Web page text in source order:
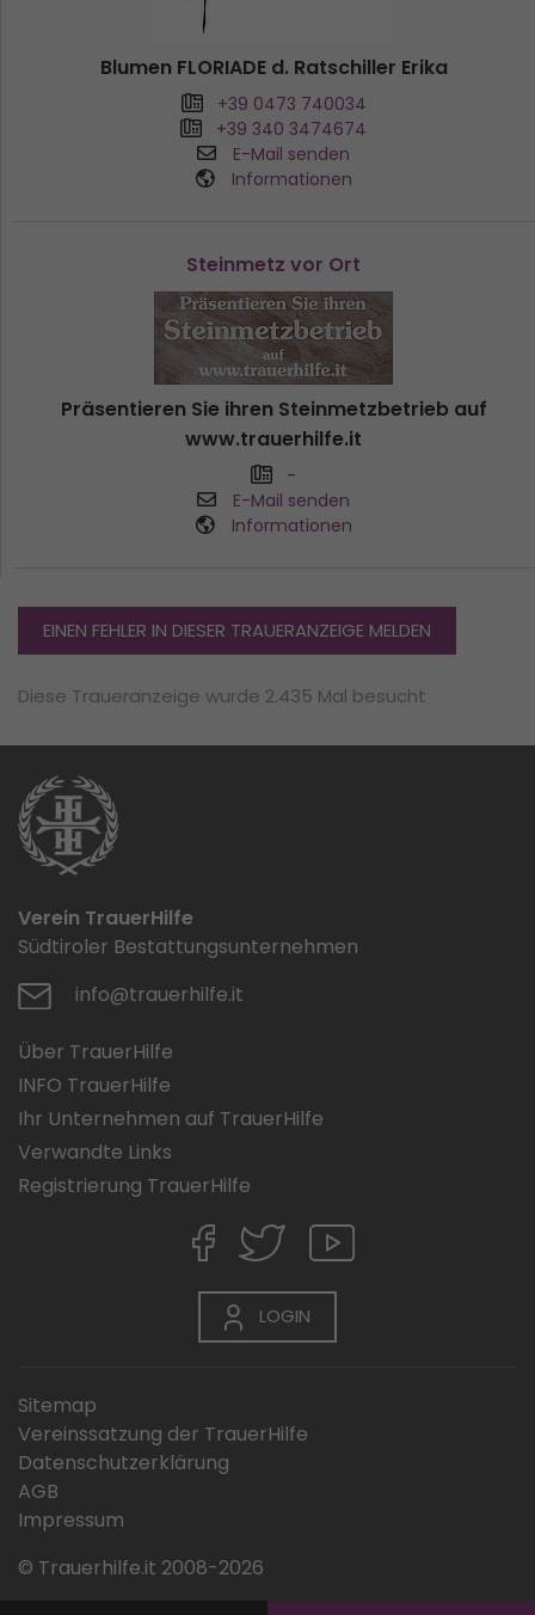
Blumen FLORIADE d. Ratschiller Erika
+39 0473 740034
+39 340 3474674
E-Mail senden
Informationen
Steinmetz vor Ort
Präsentieren Sie ihren Steinmetzbetrieb auf
www.trauerhilfe.it
-
E-Mail senden
Informationen
EINEN FEHLER IN DIESER TRAUERANZEIGE MELDEN
Diese Traueranzeige wurde 2.435 Mal besucht
Verein TrauerHilfe
Südtiroler Bestattungsunternehmen
info@trauerhilfe.it
Über TrauerHilfe
INFO TrauerHilfe
Ihr Unternehmen auf TrauerHilfe
Verwandte Links
Registrierung TrauerHilfe
LOGIN
Sitemap
Vereinssatzung der TrauerHilfe
Datenschutzerklärung
AGB
Impressum
© Trauerhilfe.it 2008-2026